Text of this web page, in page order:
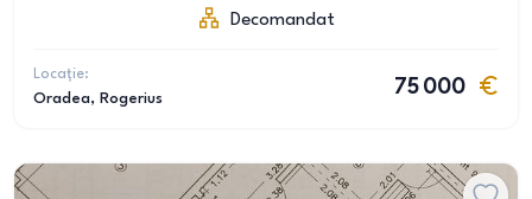
Decomandat
Locație:
Oradea, Rogerius
75 000